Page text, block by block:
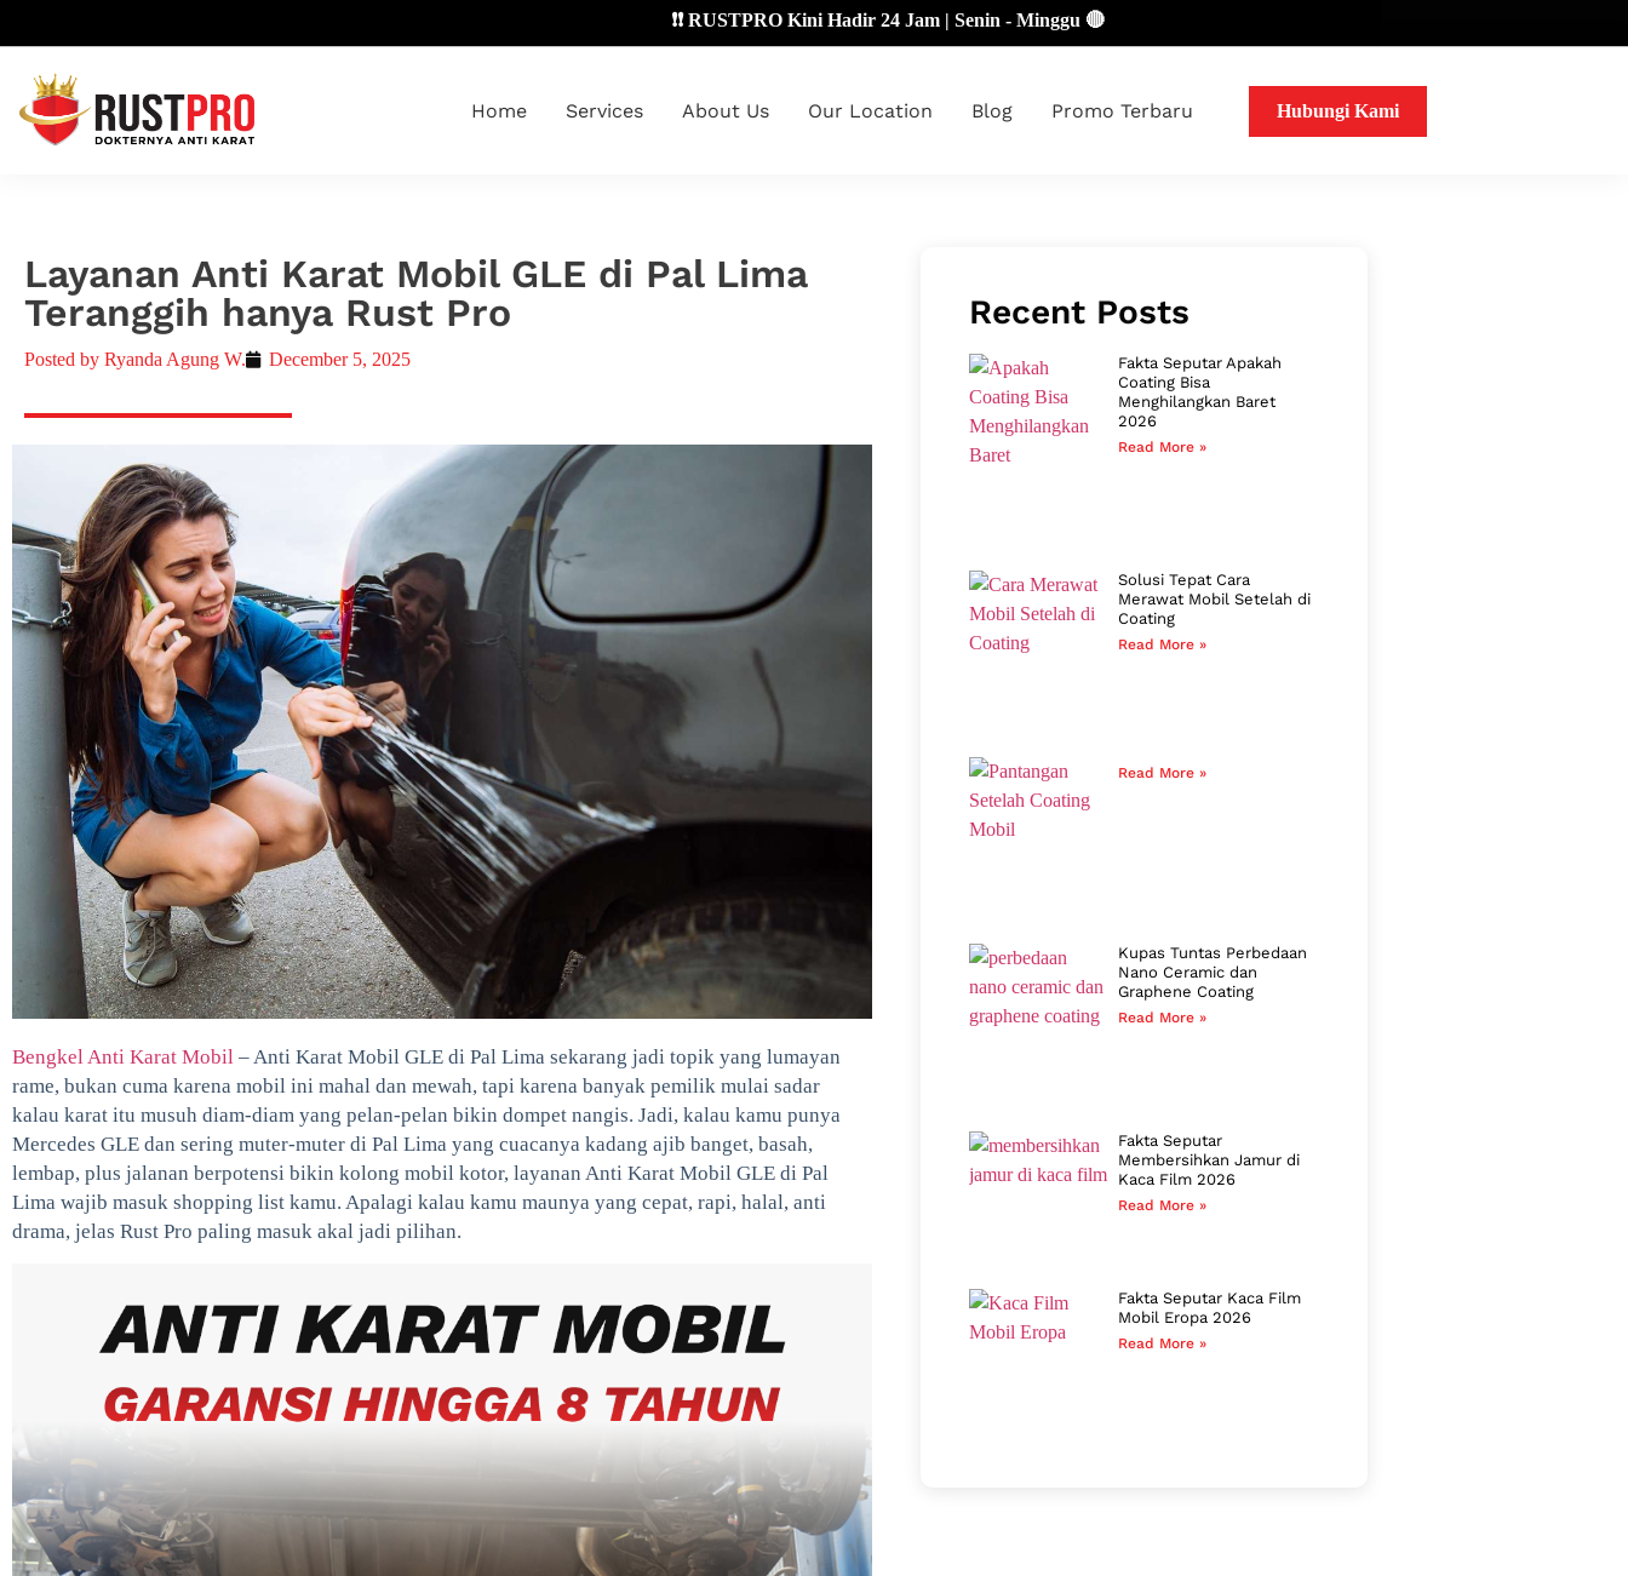
❗❗ RUSTPRO Kini Hadir 24 Jam | Senin - Minggu 🔴
Home Services About Us Our Location Blog Promo Terbaru Hubungi Kami
Layanan Anti Karat Mobil GLE di Pal Lima
Teranggih hanya Rust Pro
Posted by Ryanda Agung W. December 5, 2025
Bengkel Anti Karat Mobil – Anti Karat Mobil GLE di Pal Lima sekarang jadi topik yang lumayan
rame, bukan cuma karena mobil ini mahal dan mewah, tapi karena banyak pemilik mulai sadar
kalau karat itu musuh diam-diam yang pelan-pelan bikin dompet nangis. Jadi, kalau kamu punya
Mercedes GLE dan sering muter-muter di Pal Lima yang cuacanya kadang ajib banget, basah,
lembap, plus jalanan berpotensi bikin kolong mobil kotor, layanan Anti Karat Mobil GLE di Pal
Lima wajib masuk shopping list kamu. Apalagi kalau kamu maunya yang cepat, rapi, halal, anti
drama, jelas Rust Pro paling masuk akal jadi pilihan.
Recent Posts
Fakta Seputar Apakah
Coating Bisa
Menghilangkan Baret
2026
Read More »
Solusi Tepat Cara
Merawat Mobil Setelah di
Coating
Read More »
Read More »
Kupas Tuntas Perbedaan
Nano Ceramic dan
Graphene Coating
Read More »
Fakta Seputar
Membersihkan Jamur di
Kaca Film 2026
Read More »
Fakta Seputar Kaca Film
Mobil Eropa 2026
Read More »